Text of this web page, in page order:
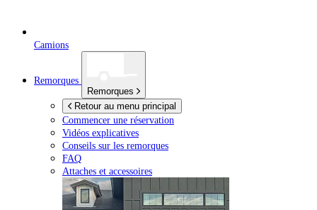
Camions
Remorques
Remorques
Retour au menu principal
Commencer une réservation
Vidéos explicatives
Conseils sur les remorques
FAQ
Attaches et accessoires